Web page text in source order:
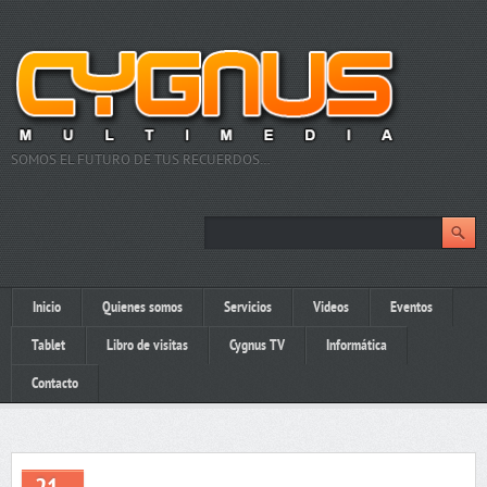
SOMOS EL FUTURO DE TUS RECUERDOS…
Inicio Quienes somos Servicios Videos Eventos
Tablet Libro de visitas Cygnus TV Informática
Contacto